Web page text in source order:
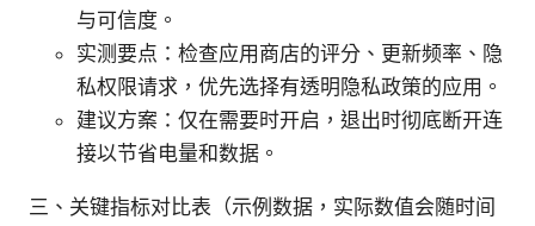
与可信度。
实测要点：检查应用商店的评分、更新频率、隐
私权限请求，优先选择有透明隐私政策的应用。
建议方案：仅在需要时开启，退出时彻底断开连
接以节省电量和数据。
三、关键指标对比表（示例数据，实际数值会随时间